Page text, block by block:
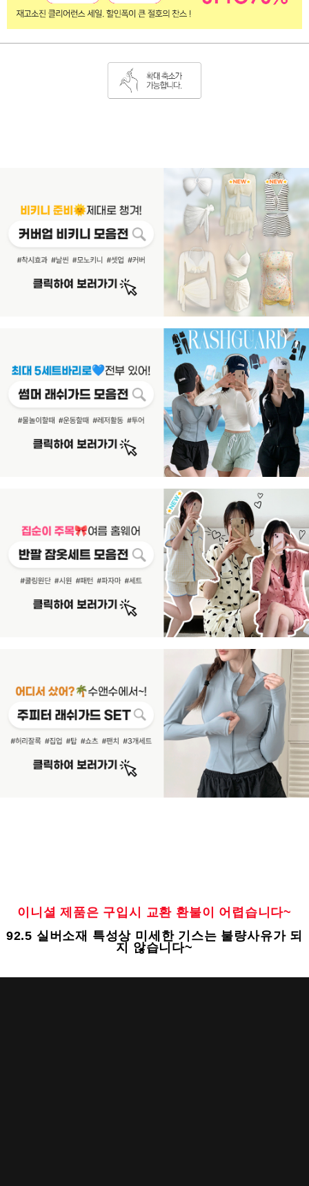
이니셜 제품은 구입시 교환 환불이 어렵습니다~
92.5 실버소재 특성상 미세한 기스는 불량사유가 되
지 않습니다~